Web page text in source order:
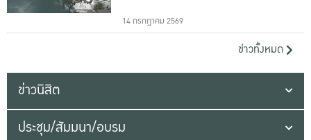
14 กรกฎาคม 2569
ข่าวทั้งหมด
ข่าวนิสิต
ประชุม/สัมมนา/อบรม